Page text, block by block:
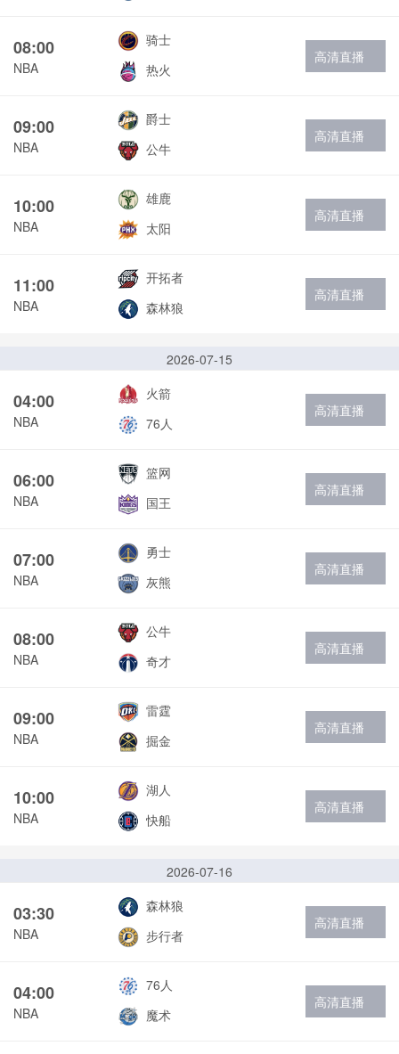
08:00
NBA
骑士
热火
高清直播
09:00
NBA
爵士
公牛
高清直播
10:00
NBA
雄鹿
太阳
高清直播
11:00
NBA
开拓者
森林狼
高清直播
2026-07-15
04:00
NBA
火箭
76人
高清直播
06:00
NBA
篮网
国王
高清直播
07:00
NBA
勇士
灰熊
高清直播
08:00
NBA
公牛
奇才
高清直播
09:00
NBA
雷霆
掘金
高清直播
10:00
NBA
湖人
快船
高清直播
2026-07-16
03:30
NBA
森林狼
步行者
高清直播
04:00
NBA
76人
魔术
高清直播